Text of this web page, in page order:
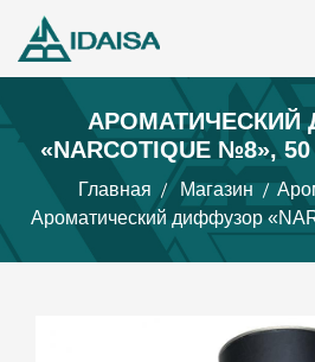
АРОМАТИЧЕСКИЙ
«NARCOTIQUE №8»,
Главная Магазин
Ароматический диффузор